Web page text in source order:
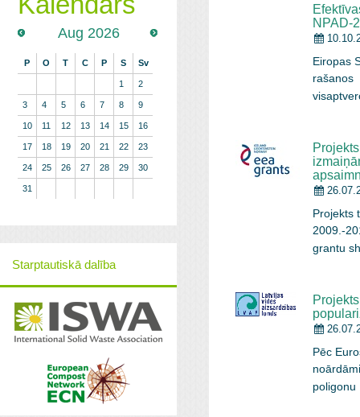
NPAD-
Eiropas
rašanos
Projekts
2009.-
grantu
Pēc
Aug 2026
P O T C P S Sv
1 2
3 4 5 6 7 8 9
10 11 12 13 14 15 16
17 18 19 20 21 22 23
24 25 26 27 28 29 30
31
Starptautiskā dalība